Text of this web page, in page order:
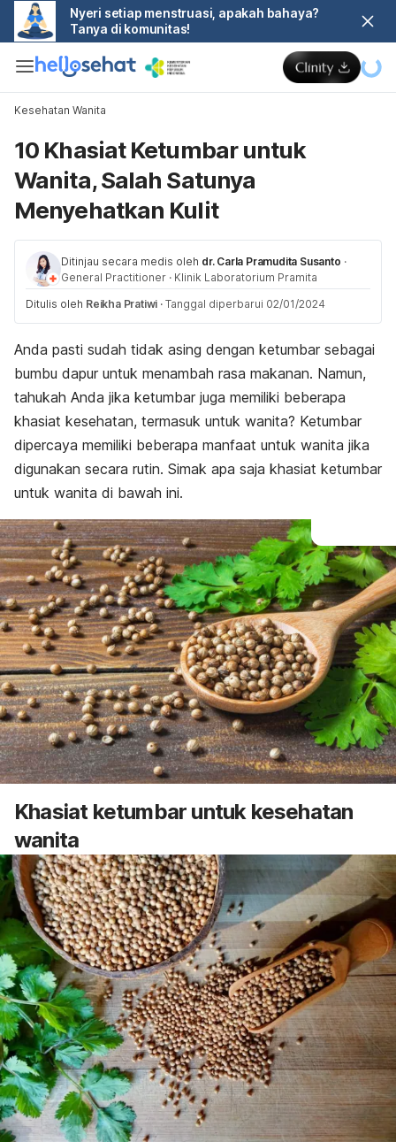
Nyeri setiap menstruasi, apakah bahaya?
Tanya di komunitas!
Kesehatan Wanita
10 Khasiat Ketumbar untuk
Wanita, Salah Satunya
Menyehatkan Kulit
Ditinjau secara medis oleh dr. Carla Pramudita Susanto ·
General Practitioner · Klinik Laboratorium Pramita
Ditulis oleh Reikha Pratiwi · Tanggal diperbarui 02/01/2024
Anda pasti sudah tidak asing dengan ketumbar sebagai
bumbu dapur untuk menambah rasa makanan. Namun,
tahukah Anda jika ketumbar juga memiliki beberapa
khasiat kesehatan, termasuk untuk wanita? Ketumbar
dipercaya memiliki beberapa manfaat untuk wanita jika
digunakan secara rutin. Simak apa saja khasiat ketumbar
untuk wanita di bawah ini.
Khasiat ketumbar untuk kesehatan
wanita